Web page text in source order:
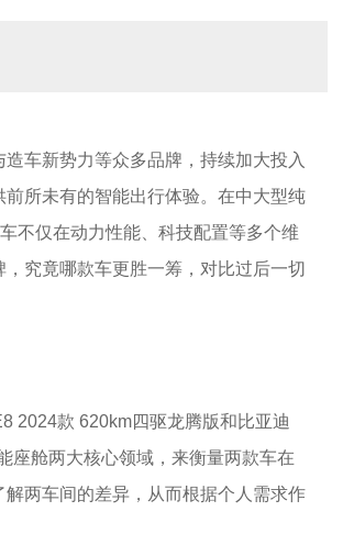
车新势力等众多品牌，持续加大投入
所未有的智能出行体验。在中大型纯
不仅在动力性能、科技配置等多个维
究竟哪款车更胜一筹，对比过后一切
2024款 620km四驱龙腾版和比亚迪
座舱两大核心领域，来衡量两款车在
两车间的差异，从而根据个人需求作